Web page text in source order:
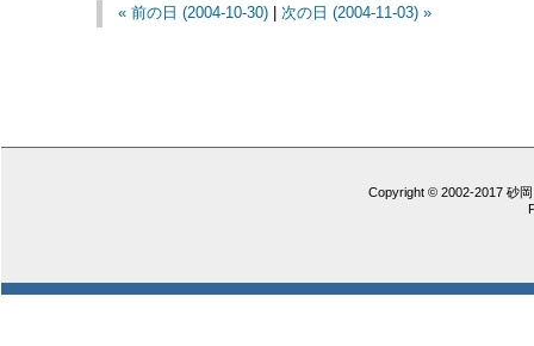
« 前の日 (2004-10-30) |次の日 (2004-11-03) »
Copyright © 2002-2017 砂